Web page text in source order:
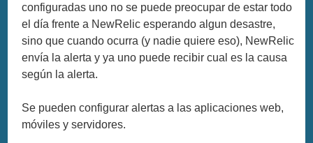
configuradas uno no se puede preocupar de estar todo
el día frente a NewRelic esperando algun desastre,
sino que cuando ocurra (y nadie quiere eso), NewRelic
envía la alerta y ya uno puede recibir cual es la causa
según la alerta.
Se pueden configurar alertas a las aplicaciones web,
móviles y servidores.